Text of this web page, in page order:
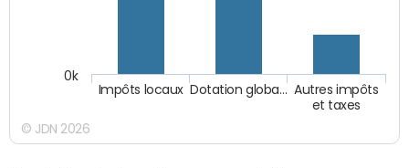
Autres impôts
et taxes
Dotation globa…
Impôts locaux
0k
© JDN 2026